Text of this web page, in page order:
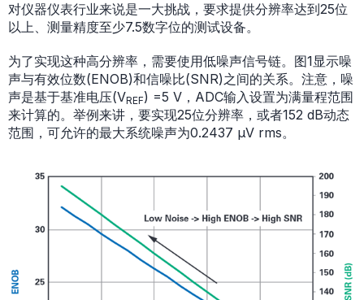
对仪器仪表行业来说是一大挑战，要求提供分辨率达到25位
以上、测量精度至少7.5数字位的测试设备。
为了实现这种高分辨率，需要使用低噪声信号链。图1显示噪
声与有效位数(ENOB)和信噪比(SNR)之间的关系。注意，噪
声是基于基准电压(VREF) =5 V，ADC输入设置为满量程范围
来计算的。举例来讲，要实现25位分辨率，或者152 dB动态
范围，可允许的最大系统噪声为0.2437 µV rms。